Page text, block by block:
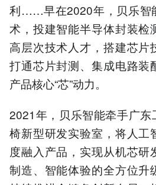
利……早在2020年，贝乐智
术，投建智能半导体封装检
高层次技术人才，搭建芯片
打通芯片封测、集成电路装
产品核心“芯”动力。
2021年，贝乐智能牵手广
椅新型研发实验室，将人工
度融入产品，实现从机芯研
制造、智能体验的全方位升